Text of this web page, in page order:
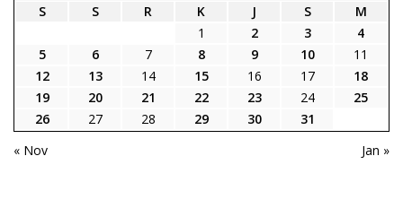
S
S R K J S
M
1
2 3
4
5
6 7 8 9 10
11
12
13 14 15 16 17
18
19
20 21 22 23 24
25
26
27 28 29 30
31
« Nov
Jan »